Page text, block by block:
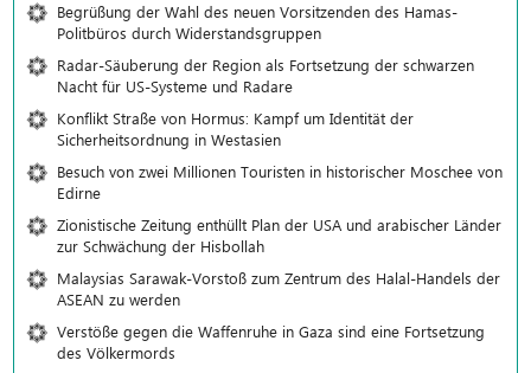
Begrüßung der Wahl des neuen Vorsitzenden des Hamas-
Politbüros durch Widerstandsgruppen
Radar-Säuberung der Region als Fortsetzung der schwarzen
Nacht für US-Systeme und Radare
Konflikt Straße von Hormus: Kampf um Identität der
Sicherheitsordnung in Westasien
Besuch von zwei Millionen Touristen in historischer Moschee von
Edirne
Zionistische Zeitung enthüllt Plan der USA und arabischer Länder
zur Schwächung der Hisbollah
Malaysias Sarawak-Vorstoß zum Zentrum des Halal-Handels der
ASEAN zu werden
Verstöße gegen die Waffenruhe in Gaza sind eine Fortsetzung
des Völkermords